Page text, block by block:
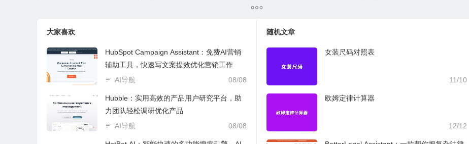
大家喜欢
HubSpot Campaign Assistant：免费AI营销
辅助工具，快速写文案提效优化营销工作
08/08
AI导航
Hubble：实用高效的产品用户研究平台，助
力团队轻松调研优化产品
08/08
AI导航
随机文章
女装尺码对照表
11/10
欧姆定律计算器
12/12